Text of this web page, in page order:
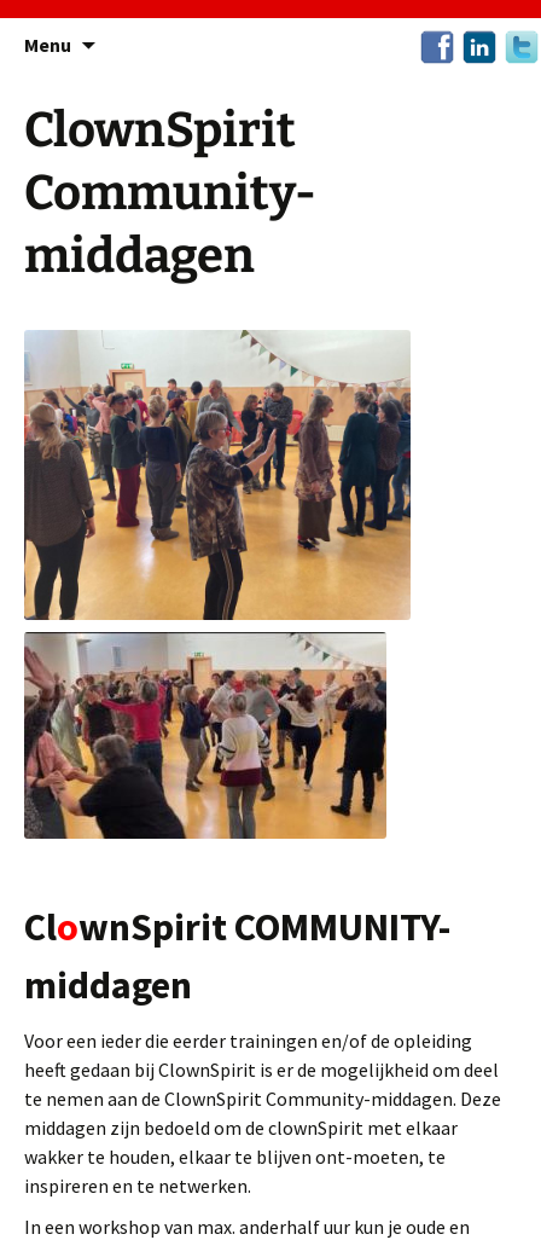
Menu
inhoud
ClownSpirit
Community-
middagen
ClownSpirit COMMUNITY-
middagen
Voor een ieder die eerder trainingen en/of de opleiding
heeft gedaan bij ClownSpirit is er de mogelijkheid om deel
te nemen aan de ClownSpirit Community-middagen. Deze
middagen zijn bedoeld om de clownSpirit met elkaar
wakker te houden, elkaar te blijven ont-moeten, te
inspireren en te netwerken.
In een workshop van max. anderhalf uur kun je oude en